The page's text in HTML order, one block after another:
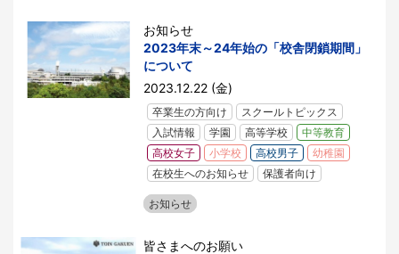
お知らせ
2023年末～24年始の「校舎閉鎖期間」
について
2023.12.22 (金)
卒業生の方向け
スクールトピックス
入試情報
学園 高等学校
中等教育
高校女子
小学校 高校男子
幼稚園
在校生へのお知らせ
保護者向け
お知らせ
皆さまへのお願い